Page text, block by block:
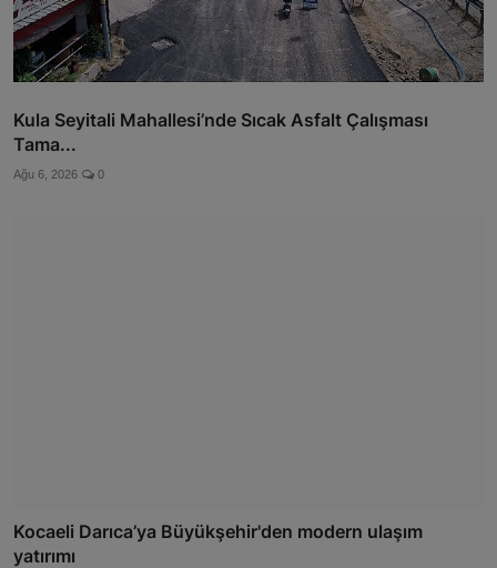
Kula Seyitali Mahallesi’nde Sıcak Asfalt Çalışması
Tama...
Ağu 6, 2026 0
Kocaeli Darıca’ya Büyükşehir'den modern ulaşım
yatırımı